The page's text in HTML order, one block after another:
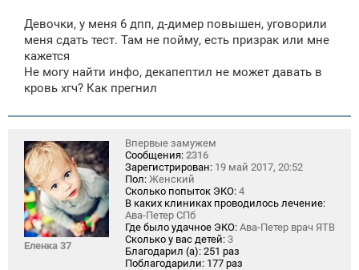
Девочки, у меня 6 дпп, д-димер повышен, уговорили
меня сдать тест. Там не пойму, есть призрак или мне
кажется
Не могу найти инфо, декапептил не может давать в
кровь хгч? Как прегнил
Еленка 37
Впервые замужем
Сообщения: 2316
Зарегистрирован: 19 май 2017, 20:52
Пол: Женский
Сколько попыток ЭКО: 4
В каких клиниках проводилось лечение:
Ава-Петер СПб
Где было удачное ЭКО: Ава-Петер врач ЯТВ
Сколько у вас детей: 3
Благодарил (а): 251 раз
Поблагодарили: 177 раз